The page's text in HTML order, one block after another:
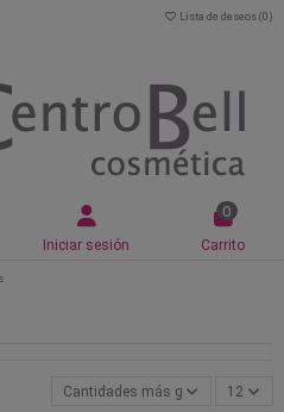
Lista de deseos (0 )
Iniciar sesión
0
Carrito
Cantidades más grandes primero
12